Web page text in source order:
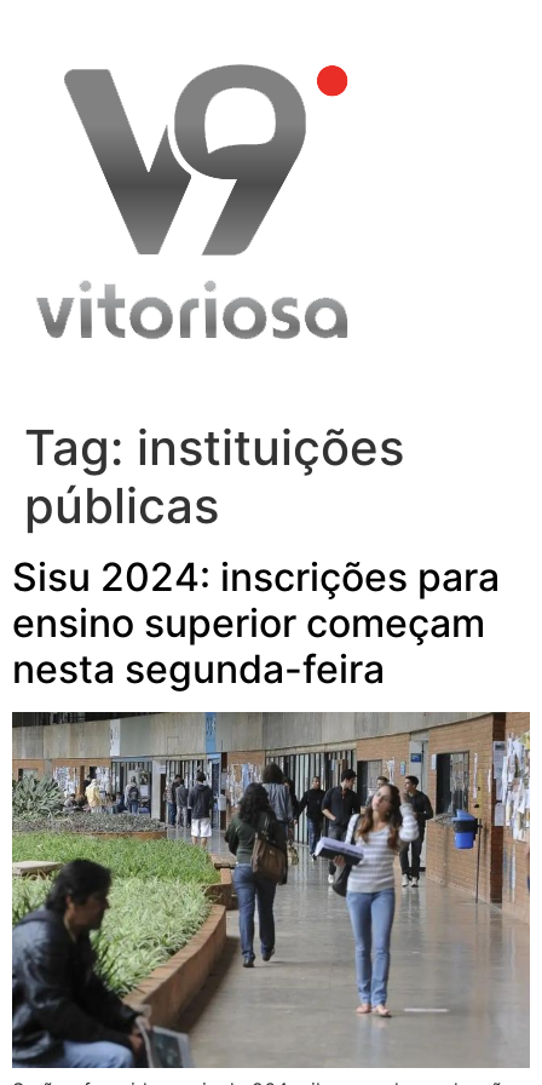
content
Tag: instituições
públicas
Sisu 2024: inscrições para
ensino superior começam
nesta segunda-feira